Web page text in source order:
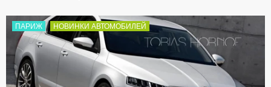
ПАРИЖ НОВИНКИ АВТОМОБИЛЕЙ